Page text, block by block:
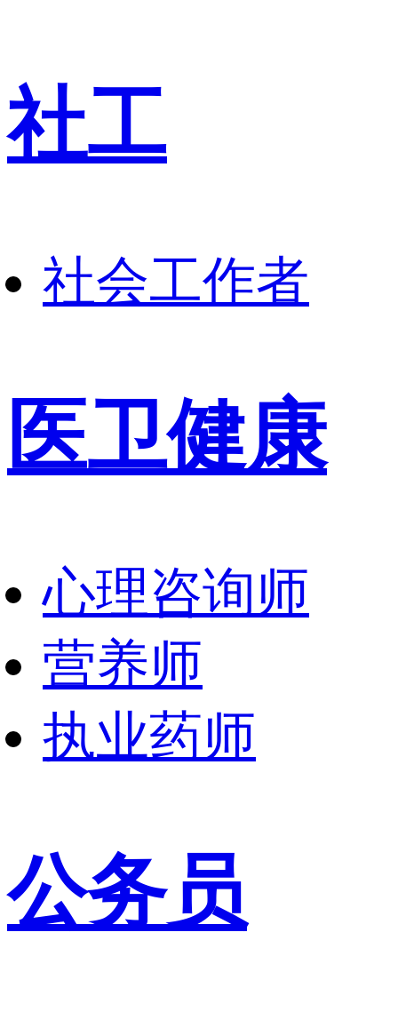
社工
社会工作者
医卫健康
心理咨询师
营养师
执业药师
公务员